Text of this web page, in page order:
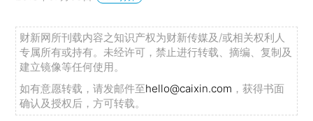
财新网所刊载内容之知识产权为财新传媒及/或相关权利人
专属所有或持有。未经许可，禁止进行转载、摘编、复制及
建立镜像等任何使用。
如有意愿转载，请发邮件至hello@caixin.com ，获得书面
确认及授权后，方可转载。